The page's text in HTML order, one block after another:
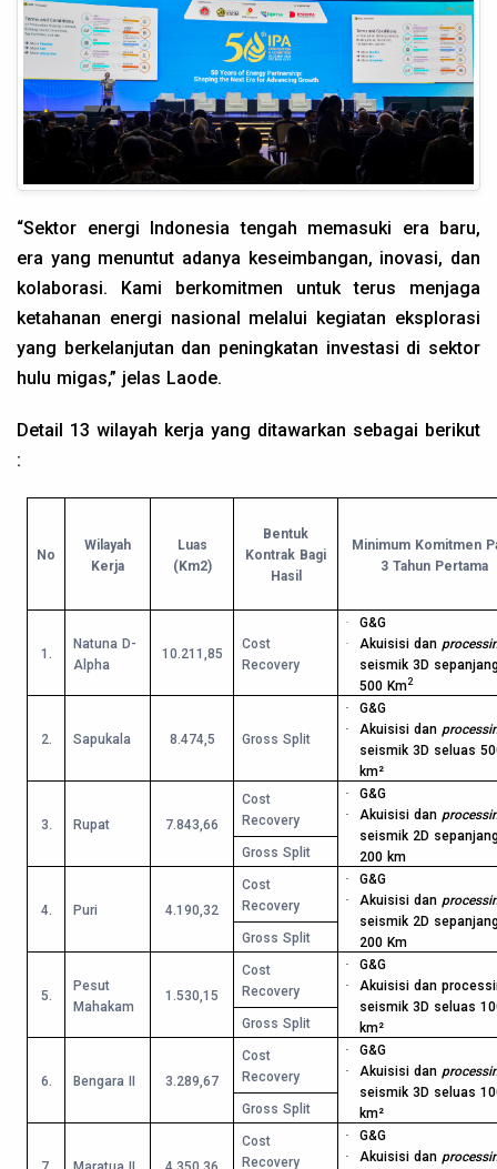
“Sektor energi Indonesia tengah memasuki era baru,
era yang menuntut adanya keseimbangan, inovasi, dan
kolaborasi. Kami berkomitmen untuk terus menjaga
ketahanan energi nasional melalui kegiatan eksplorasi
yang berkelanjutan dan peningkatan investasi di sektor
hulu migas,” jelas Laode.
Detail 13 wilayah kerja yang ditawarkan sebagai berikut
:
No
Wilayah
Kerja
Luas
(Km2)
Bentuk
Kontrak Bagi
Hasil
Minimum Komitmen
3 Tahun Pertama
1.
Natuna D-
Alpha
10.211,85
Cost
Recovery
·
G&G
·
Akuisisi dan
seismik 3D
500 Km2
2. Sapukala 8.474,5 Gross Split
·
G&G
·
Akuisisi dan
seismik 3D seluas
km²
3. Rupat 7.843,66
Cost
Recovery
·
G&G
·
Akuisisi dan
seismik 2D
200 km
Gross Split
4. Puri 4.190,32
Cost
Recovery
·
G&G
·
Akuisisi dan
seismik 2D
200 Km
Gross Split
5.
Pesut
Mahakam
1.530,15
Cost
Recovery
·
G&G
·
Akuisisi dan
seismik 3D seluas
km²
Gross Split
6. Bengara II 3.289,67
Cost
Recovery
·
G&G
·
Akuisisi dan
seismik 3D seluas
km²
Gross Split
Cost
Recovery
·
G&G
·
Akuisisi dan